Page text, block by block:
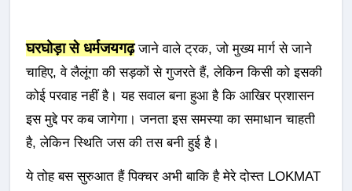
घरघोड़ा से धर्मजयगढ़जाने वाले ट्रक, जो मुख्य मार्ग से जाने
चाहिए, वे लैलूंगा की सड़कों से गुजरते हैं, लेकिन किसी को इसकी
कोई परवाह नहीं है। यह सवाल बना हुआ है कि आखिर प्रशासन
इस मुद्दे पर कब जागेगा। जनता इस समस्या का समाधान चाहती
है, लेकिन स्थिति जस की तस बनी हुई है।
ये तोह बस सुरुआत हैं पिक्चर अभी बाकि है मेरे दोस्त LOKMAT